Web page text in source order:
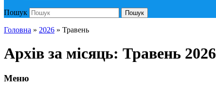
Пошук Пошук
Головна » 2026 » Травень
Архів за місяць: Травень 2026
Меню